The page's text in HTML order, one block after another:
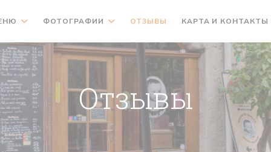
ФОТОГРАФИИ ОТЗЫВЫ КАРТА И КОНТАКТЫ
Отзывы